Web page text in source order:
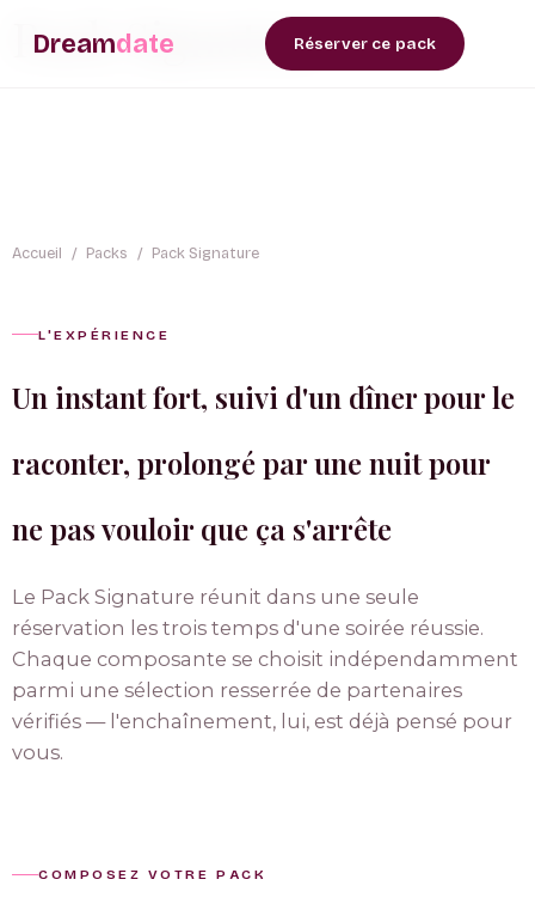
Pack Signature
Dreamdate Réserver ce pack
Accueil / Packs / Pack Signature
L'EXPÉRIENCE
Un instant fort, suivi d'un dîner pour le
raconter, prolongé par une nuit pour
ne pas vouloir que ça s'arrête
Le Pack Signature réunit dans une seule
réservation les trois temps d'une soirée réussie.
Chaque composante se choisit indépendamment
parmi une sélection resserrée de partenaires
vérifiés — l'enchaînement, lui, est déjà pensé pour
vous.
COMPOSEZ VOTRE PACK